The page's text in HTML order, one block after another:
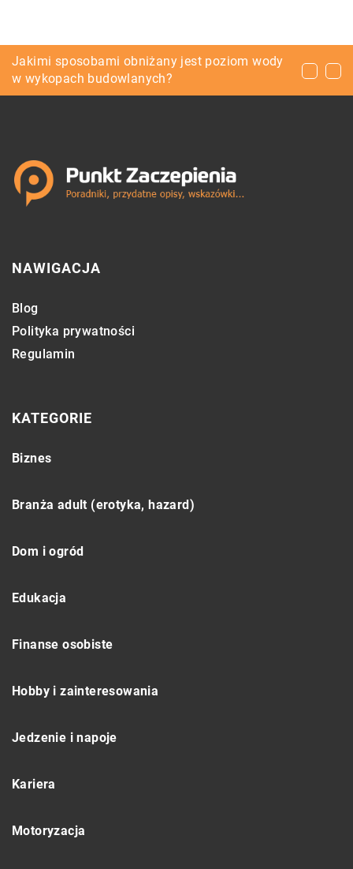
Zespół muzyczny live na wesele – czy to dobry
pomysł?
Jakimi sposobami obniżany jest poziom wody
w wykopach budowlanych?
Jaki różaniec kupić dziecku?
NAWIGACJA
Blog
Polityka prywatności
Regulamin
KATEGORIE
Biznes
Branża adult (erotyka, hazard)
Dom i ogród
Edukacja
Finanse osobiste
Hobby i zainteresowania
Jedzenie i napoje
Kariera
Motoryzacja